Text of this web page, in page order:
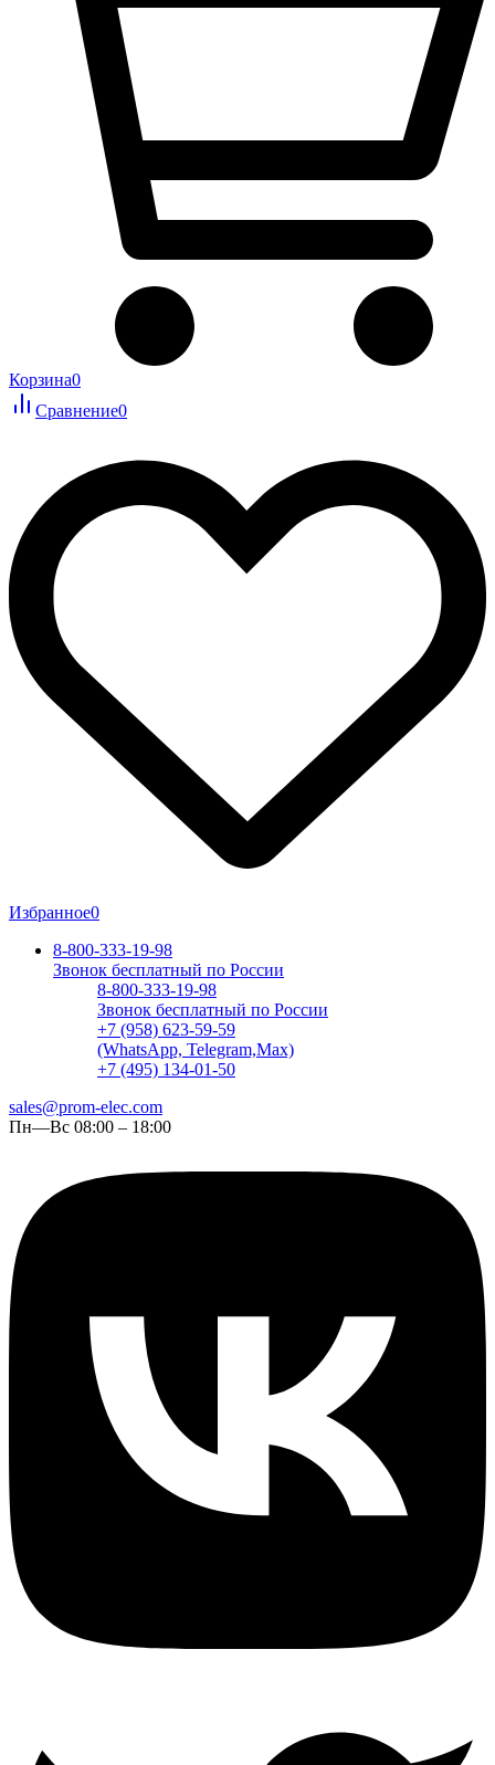
Корзина0
Сравнение0
Избранное0
8-800-333-19-98
Звонок бесплатный по России
8-800-333-19-98
Звонок бесплатный по России
+7 (958) 623-59-59
(WhatsApp, Telegram,Max)
+7 (495) 134-01-50
sales@prom-elec.com
Пн—Вс 08:00 – 18:00